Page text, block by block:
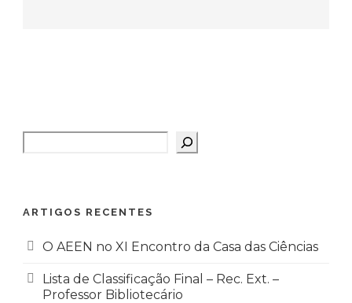
ARTIGOS RECENTES
O AEEN no XI Encontro da Casa das Ciências
Lista de Classificação Final – Rec. Ext. –
Professor Bibliotecário